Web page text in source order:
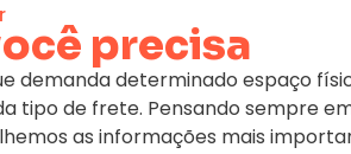
precisa
demanda determinado espaço
tipo de frete. Pensando sempre
as informações mais